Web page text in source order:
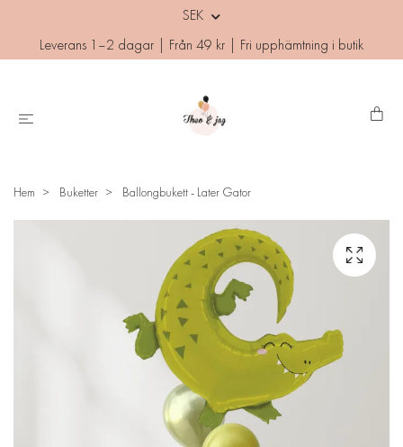
SEK
Leverans 1–2 dagar | Från 49 kr | Fri upphämtning i butik
Hem Buketter Ballongbukett - Later Gator